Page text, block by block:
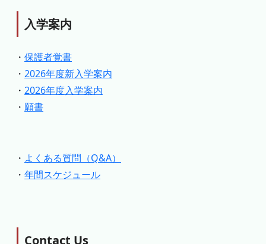
入学案内
・ 保護者覚書
・ 2026年度新入学案内
・ 2026年度入学案内
・ 願書
・ よくある質問（Q&A）
・ 年間スケジュール
Contact Us